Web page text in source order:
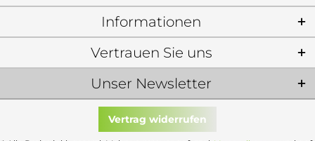
Informationen
Unser Newsletter
Vertrauen Sie uns
Vertrag widerrufen